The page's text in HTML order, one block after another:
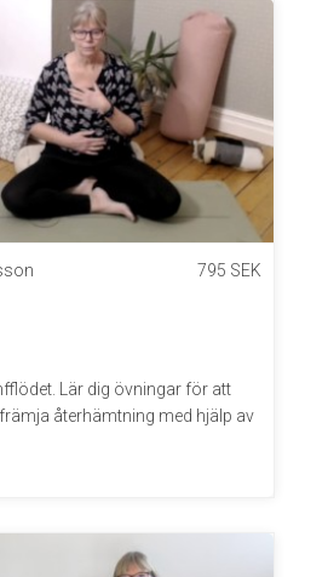
795 SEK
Lär dig övningar för att
återhämtning med hjälp av